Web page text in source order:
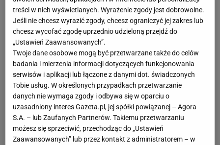
utalentowanych golkiperów WKS-u, jaki pojawił się
od utworzenia Akademii Śląska. Niestety, z wielu
powodów nie zrobił kariery, do której był
predestynowany" -pisze portal slasknet.com .
treści w nich wyświetlanych. Wyrażenie zgody jest dobrowolne.
Jeśli nie chcesz wyrazić zgody, chcesz ograniczyć jej zakres lub
chcesz wycofać zgodę uprzednio udzieloną przejdź do
„Ustawień Zaawansowanych”.
Twoje dane osobowe mogą być przetwarzane także do celów
badania i mierzenia informacji dotyczących funkcjonowania
serwisów i aplikacji lub łączone z danymi dot. świadczonych
Tobie usług. W określonych przypadkach przetwarzanie
danych nie wymaga zgody i odbywa się w oparciu o
uzasadniony interes Gazeta.pl, jej spółki powiązanej – Agora
S.A. – lub Zaufanych Partnerów. Takiemu przetwarzaniu
możesz się sprzeciwić, przechodząc do „Ustawień
Zaawansowanych” lub przez kontakt z administratorem – w